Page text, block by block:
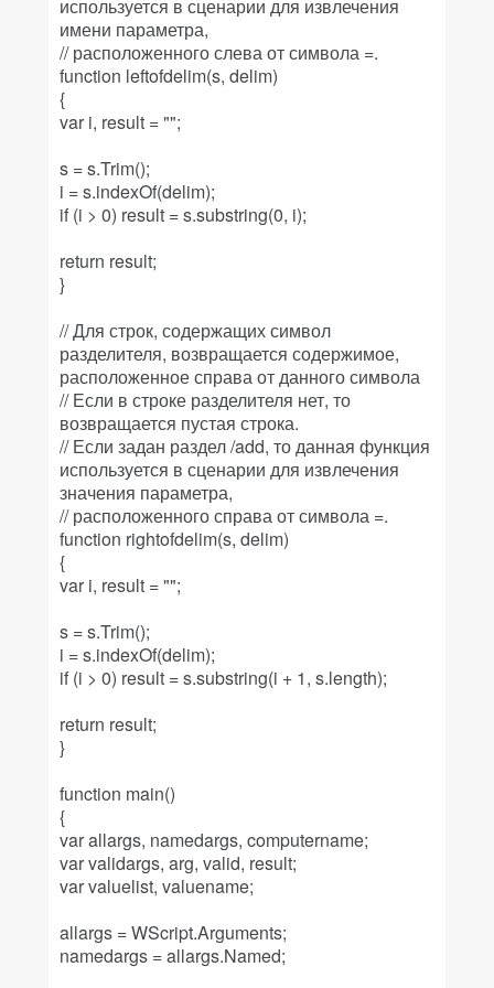
используется в сценарии для извлечения
имени параметра,
// расположенного слева от символа =.
function leftofdelim(s, delim)
{
var i, result = "";
s = s.Trim();
i = s.indexOf(delim);
if (i > 0) result = s.substring(0, i);
return result;
}
// Для строк, содержащих символ
разделителя, возвращается содержимое,
расположенное справа от данного символа
// Если в строке разделителя нет, то
возвращается пустая строка.
// Если задан раздел /add, то данная функция
используется в сценарии для извлечения
значения параметра,
// расположенного справа от символа =.
function rightofdelim(s, delim)
{
var i, result = "";
s = s.Trim();
i = s.indexOf(delim);
if (i > 0) result = s.substring(i + 1, s.length);
return result;
}
function main()
{
var allargs, namedargs, computername;
var validargs, arg, valid, result;
var valuelist, valuename;
allargs = WScript.Arguments;
namedargs = allargs.Named;